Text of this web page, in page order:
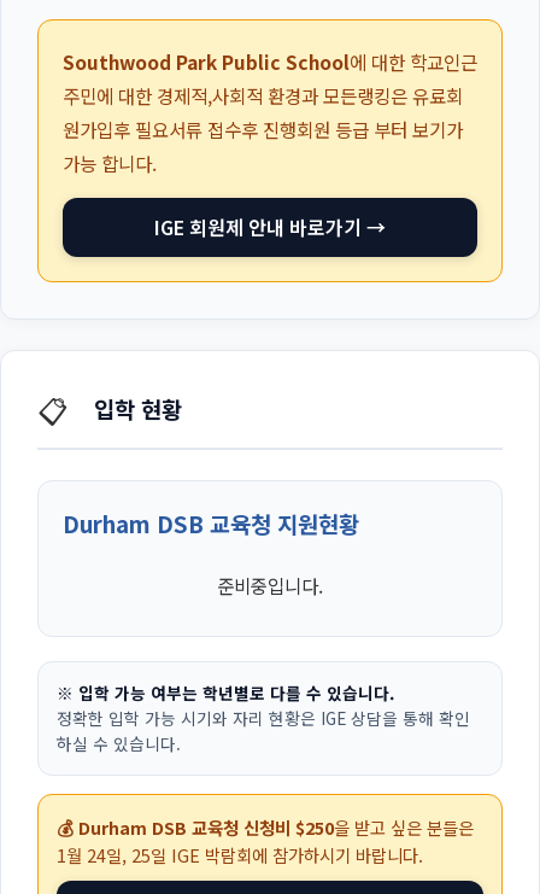
Southwood Park Public School에 대한 학교인근
주민에 대한 경제적,사회적 환경과 모든랭킹은 유료회
원가입후 필요서류 접수후 진행회원 등급 부터 보기가
가능 합니다.
IGE 회원제 안내 바로가기 →
📋 입학 현황
Durham DSB 교육청 지원현황
준비중입니다.
※ 입학 가능 여부는 학년별로 다를 수 있습니다.
정확한 입학 가능 시기와 자리 현황은 IGE 상담을 통해 확인
하실 수 있습니다.
💰 Durham DSB 교육청 신청비 $250을 받고 싶은 분들은
1월 24일, 25일 IGE 박람회에 참가하시기 바랍니다.